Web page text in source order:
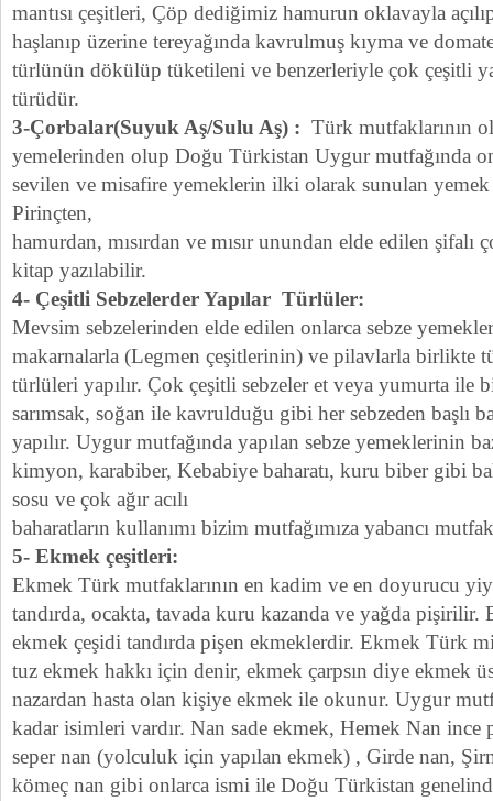
mantısı çeşitleri, Çöp dediğimiz hamurun oklavayla
haşlanıp üzerine tereyağında kavrulmuş kıyma ve
türlünün dökülüp tüketileni ve benzerleriyle çok çeşitli
türüdür.
3-Çorbalar(Suyuk Aş/Sulu Aş) : Türk mutfaklarının
yemelerinden olup Doğu Türkistan Uygur mutfağında
sevilen ve misafire yemeklerin ilki olarak sunulan
Pirinçten,
hamurdan, mısırdan ve mısır unundan elde edilen şifalı
kitap yazılabilir.
4- Çeşitli Sebzelerder Yapılar Türlüler:
Mevsim sebzelerinden elde edilen onlarca sebze
makarnalarla (Legmen çeşitlerinin) ve pilavlarla birlikte
türlüleri yapılır. Çok çeşitli sebzeler et veya yumurta ile
sarımsak, soğan ile kavrulduğu gibi her sebzeden başlı
yapılır. Uygur mutfağında yapılan sebze yemeklerinin
kimyon, karabiber, Kebabiye baharatı, kuru biber gibi
sosu ve çok ağır acılı
baharatların kullanımı bizim mutfağımıza yabancı
5- Ekmek çeşitleri:
Ekmek Türk mutfaklarının en kadim ve en doyurucu
tandırda, ocakta, tavada kuru kazanda ve yağda pişirilir.
ekmek çeşidi tandırda pişen ekmeklerdir. Ekmek Türk
tuz ekmek hakkı için denir, ekmek çarpsın diye ekmek
nazardan hasta olan kişiye ekmek ile okunur. Uygur
kadar isimleri vardır. Nan sade ekmek, Hemek Nan ince
seper nan (yolculuk için yapılan ekmek) , Girde nan,
kömeç nan gibi onlarca ismi ile Doğu Türkistan